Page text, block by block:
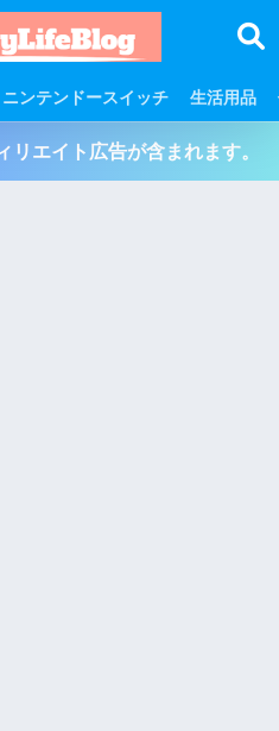
ニンテンドースイッチ 生活用品
エイト広告が含まれます。